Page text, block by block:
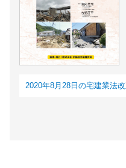
2020年8月28日の宅建業法